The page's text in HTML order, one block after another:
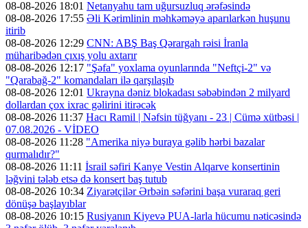
08-08-2026 18:01 Netanyahu tam uğursuzluq ərəfəsində
08-08-2026 17:55 Əli Kərimlinin məhkəməyə aparılarkən huşunu
itirib
08-08-2026 12:29 CNN: ABŞ Baş Qərargah rəisi İranla
müharibədən çıxış yolu axtarır
08-08-2026 12:17 "Şəfa" yoxlama oyunlarında "Neftçi-2" və
"Qarabağ-2" komandaları ilə qarşılaşıb
08-08-2026 12:01 Ukrayna dəniz blokadası səbəbindən 2 milyard
dollardan çox ixrac gəlirini itirəcək
08-08-2026 11:37 Hacı Ramil | Nəfsin tüğyanı - 23 | Cümə xütbəsi |
07.08.2026 - VİDEO
08-08-2026 11:28 "Amerika niyə buraya gəlib hərbi bazalar
qurmalıdır?"
08-08-2026 11:11 İsrail səfiri Kanye Vestin Alqarve konsertinin
ləğvini tələb etsə də konsert baş tutub
08-08-2026 10:34 Ziyarətçilər Ərbəin səfərini başa vuraraq geri
dönüşə başlayıblar
08-08-2026 10:15 Rusiyanın Kiyevə PUA-larla hücumu nəticəsində